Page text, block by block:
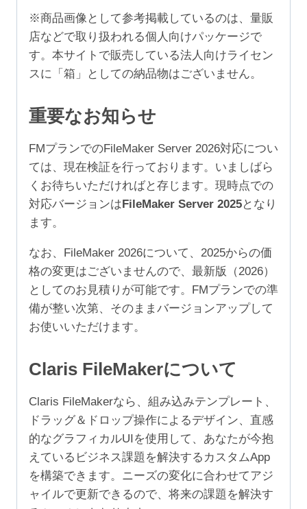
ラ
イ
セ
ン
新
規
1
年
（1,000+ユ
ー
ザ）
※商品画像として参考掲載しているのは、量販
店などで取り扱われる個人向けパッケージで
す。本サイトで販売している法人向けライセン
スに「箱」としての納品物はございません。
重要なお知らせ
FMプランでのFileMaker Server 2026対応につい
ては、現在検証を行っております。いましばら
くお待ちいただければと存じます。現時点での
対応バージョンは FileMaker Server 2025となり
ます。
なお、FileMaker 2026について、2025からの価
格の変更はございませんので、最新版（2026）
としてのお見積りが可能です。FMプランでの準
備が整い次第、そのままバージョンアップして
お使いいただけます。
Claris FileMakerについて
Claris FileMakerなら、組み込みテンプレート、
ドラッグ＆ドロップ操作によるデザイン、直感
的なグラフィカルUIを使用して、あなたが今抱
えているビジネス課題を解決するカスタムApp
を構築できます。ニーズの変化に合わせてアジ
ャイルで更新できるので、将来の課題を解決す